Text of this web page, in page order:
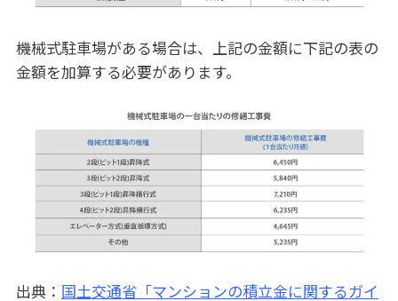
機械式駐車場がある場合は、上記の金額に下記の表の
金額を加算する必要があります。
出典： 国土交通省「マンションの積立金に関するガイ